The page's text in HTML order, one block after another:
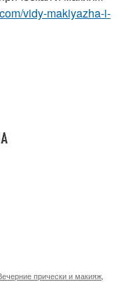
vidy-makiyazha-i-
прически и макияж